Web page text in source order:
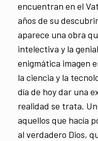
encuentran en el
años de su
aparece una obra
intelectiva y la
enigmática imagen
la ciencia y la
día de hoy dar una
realidad se trata.
aquellos que hacía
al verdadero Dios,